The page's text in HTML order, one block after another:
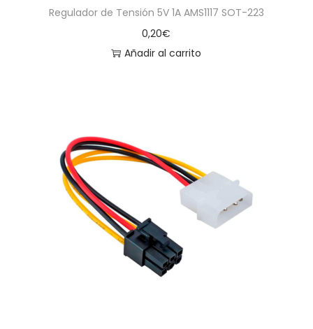
Regulador de Tensión 5V 1A AMS1117 SOT-223
0,20€
Añadir al carrito